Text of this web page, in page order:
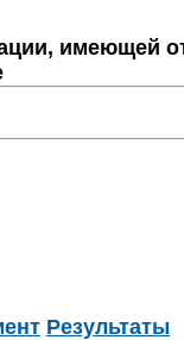
имеющей
Результаты